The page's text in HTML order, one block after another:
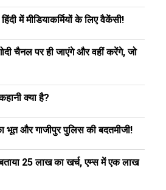
में मीडियाकर्मियों के लिए वैकेंसी!
चैनल पर ही जाएंगे और वहीं करेंगे, जो
क्या है?
भूत और गाजीपुर पुलिस की बदतमीजी!
25 लाख का खर्च, एम्स में एक लाख